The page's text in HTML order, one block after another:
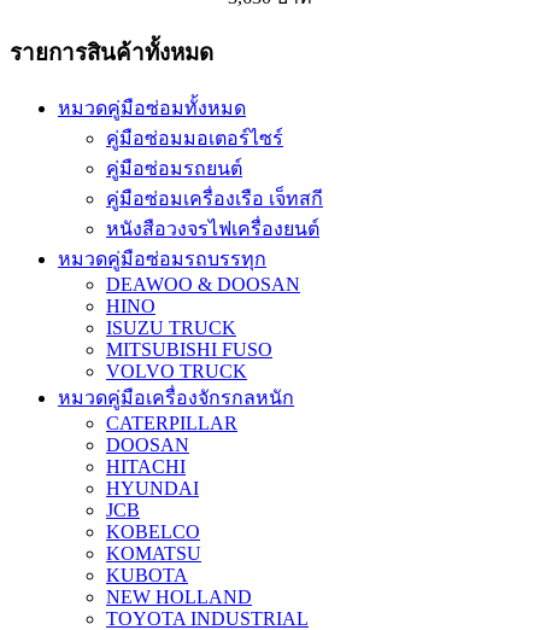
รายการสินค้าทั้งหมด
หมวดคู่มือซ่อมทั้งหมด
คู่มือซ่อมมอเตอร์ไซร์
คู่มือซ่อมรถยนต์
คู่มือซ่อมเครื่องเรือ เจ็ทสกี
หนังสือวงจรไฟเครื่องยนต์
หมวดคู่มือซ่อมรถบรรทุก
DEAWOO & DOOSAN
HINO
ISUZU TRUCK
MITSUBISHI FUSO
VOLVO TRUCK
หมวดคู่มือเครื่องจักรกลหนัก
CATERPILLAR
DOOSAN
HITACHI
HYUNDAI
JCB
KOBELCO
KOMATSU
KUBOTA
NEW HOLLAND
TOYOTA INDUSTRIAL